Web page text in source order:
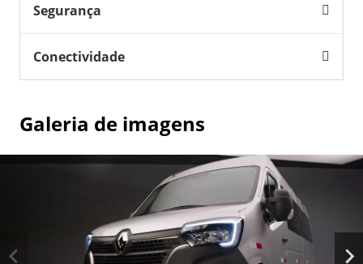
Segurança
Conectividade
Galeria de imagens